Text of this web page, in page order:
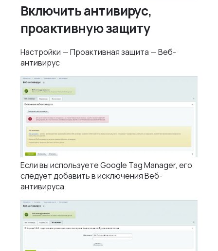
Включить антивирус,
проактивную защиту
Настройки — Проактивная защита — Веб-
антивирус
Если вы используете Google Tag Manager, его
следует добавить в исключения Веб-
антивируса